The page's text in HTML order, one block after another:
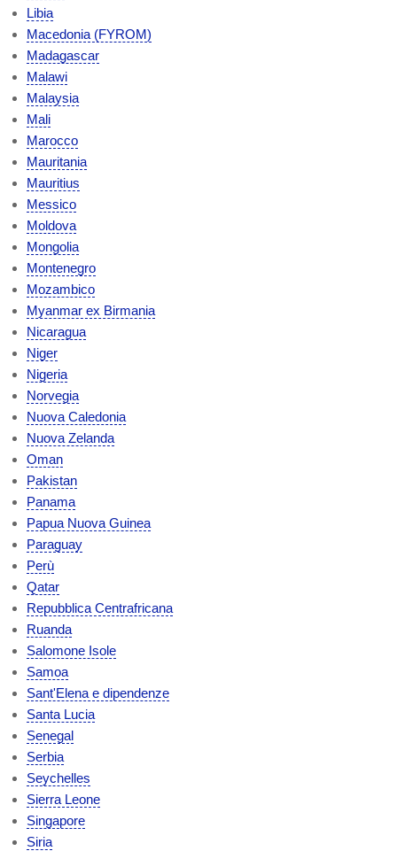
Libia
Macedonia (FYROM)
Madagascar
Malawi
Malaysia
Mali
Marocco
Mauritania
Mauritius
Messico
Moldova
Mongolia
Montenegro
Mozambico
Myanmar ex Birmania
Nicaragua
Niger
Nigeria
Norvegia
Nuova Caledonia
Nuova Zelanda
Oman
Pakistan
Panama
Papua Nuova Guinea
Paraguay
Perù
Qatar
Repubblica Centrafricana
Ruanda
Salomone Isole
Samoa
Sant'Elena e dipendenze
Santa Lucia
Senegal
Serbia
Seychelles
Sierra Leone
Singapore
Siria